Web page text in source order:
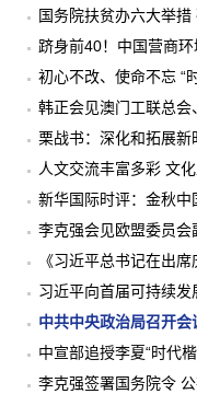
国务院扶贫办六大举
跻身前40！中国营商
初心不改、使命不忘 “
韩正会见澳门工联总会
栗战书：深化和拓展新
人文交流丰富多彩 文
新华国际时评：金秋中
李克强会见欧盟委员
《习近平总书记在出
习近平向首届可持续发
中共中央政治局召开
中宣部追授李夏“时代
李克强签署国务院令